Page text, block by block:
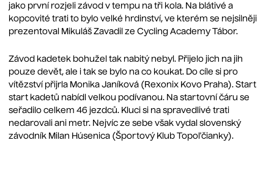
jako první rozjeli závod v tempu na tři kola. Na blátivé a
kopcovité trati to bylo velké hrdinství, ve kterém se nejsilněji
prezentoval Mikuláš Zavadil ze Cycling Academy Tábor.
Závod kadetek bohužel tak nabitý nebyl. Přijelo jich na jih
pouze devět, ale i tak se bylo na co koukat. Do cíle si pro
vítězství přijrla Monika Janíková (Rexonix Kovo Praha). Start
start kadetů nabídl velkou podívanou. Na startovní čáru se
seřadilo celkem 46 jezdců. Kluci si na spravedlivé trati
nedarovali ani metr. Nejvíc ze sebe však vydal slovenský
závodník Milan Húsenica (Športový Klub Topoľčianky).